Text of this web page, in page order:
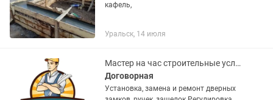
кафель,
Уральск, 14 июля
Мастер на час строительные услуги
Договорная
Установка, замена и ремонт дверных